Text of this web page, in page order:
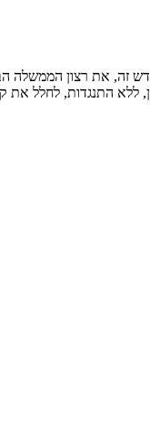
זה, את רצון הממשלה
התנגדות, לחלל את